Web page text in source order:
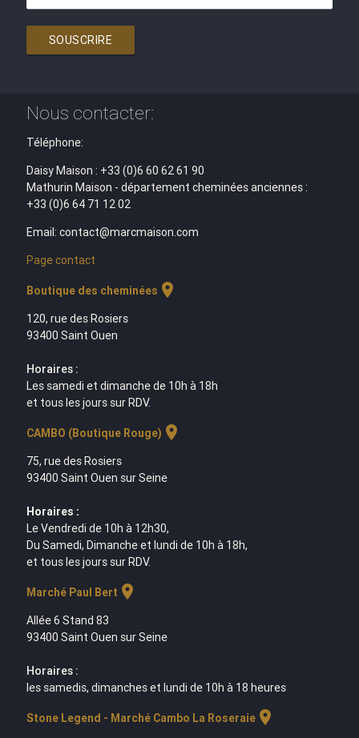
SOUSCRIRE
Nous contacter:
Téléphone:
Daisy Maison : +33 (0)6 60 62 61 90
Mathurin Maison - département cheminées anciennes :
+33 (0)6 64 71 12 02
Email: contact@marcmaison.com
Page contact
Boutique des cheminées location_on
120, rue des Rosiers
93400 Saint Ouen
Horaires :
Les samedi et dimanche de 10h à 18h
et tous les jours sur RDV.
CAMBO (Boutique Rouge) location_on
75, rue des Rosiers
93400 Saint Ouen sur Seine
Horaires :
Le Vendredi de 10h à 12h30,
Du Samedi, Dimanche et lundi de 10h à 18h,
et tous les jours sur RDV.
Marché Paul Bert location_on
Allée 6 Stand 83
93400 Saint Ouen sur Seine
Horaires :
les samedis, dimanches et lundi de 10h à 18 heures
Stone Legend - Marché Cambo La Roseraielocation_on